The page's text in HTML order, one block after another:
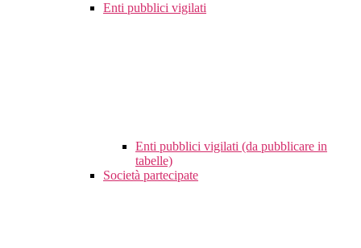
Enti pubblici vigilati
Enti pubblici vigilati (da pubblicare in
tabelle)
Società partecipate